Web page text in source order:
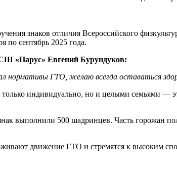
знаков отличия Всероссийского
по сентябрь 2025 года.
«Парус» Евгений Бурундуков:
нормативы ГТО, желаю всегда оставаться
индивидуально, но и целыми семьями —
выполнили 500 шадринцев. Часть горожан
движение ГТО и стремятся к высоким